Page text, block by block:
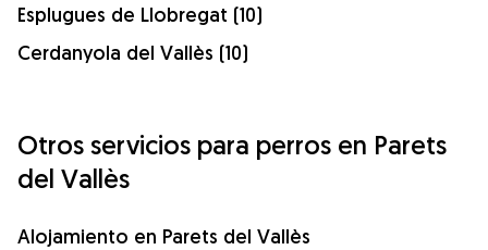
Esplugues de Llobregat (10)
Cerdanyola del Vallès (10)
Otros servicios para perros en Parets
del Vallès
Alojamiento en Parets del Vallès